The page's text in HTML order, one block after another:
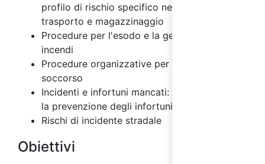
profilo di rischio specifico nel settore del
trasporto e magazzinaggio
Procedure per l'esodo e la gestione degli
incendi
Procedure organizzative per il primo
soccorso
Incidenti e infortuni mancati: importanza per
la prevenzione degli infortuni
Rischi di incidente stradale
Obiettivi